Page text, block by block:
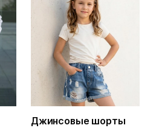
Джинсовые шорты